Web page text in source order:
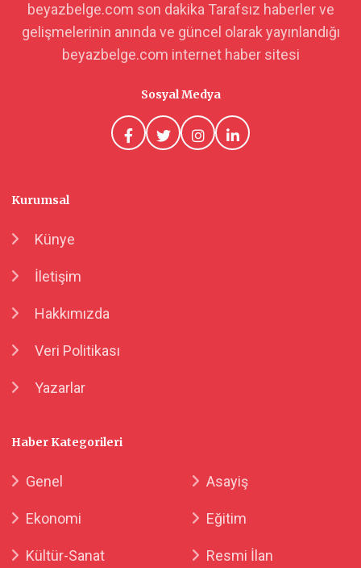
beyazbelge.com son dakika Tarafsız haberler ve
gelişmelerinin anında ve güncel olarak yayınlandığı
beyazbelge.com internet haber sitesi
Sosyal Medya
Kurumsal
Künye
İletişim
Hakkımızda
Veri Politikası
Yazarlar
Haber Kategorileri
Genel Asayiş
Ekonomi Eğitim
Kültür-Sanat Resmi İlan